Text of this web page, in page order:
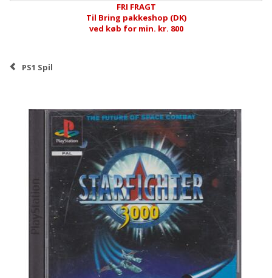
FRI FRAGT
Til Bring pakkeshop (DK)
ved køb for min. kr. 800
PS1 Spil